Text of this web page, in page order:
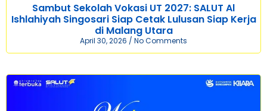
Sambut Sekolah Vokasi UT 2027: SALUT Al
Ishlahiyah Singosari Siap Cetak Lulusan Siap Kerja
di Malang Utara
April 30, 2026 No Comments